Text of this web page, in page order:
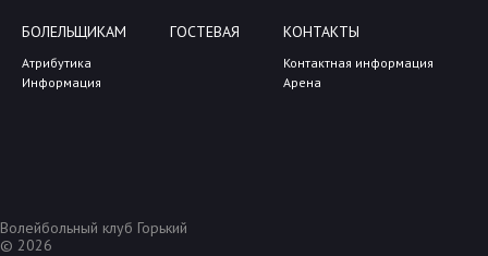
БОЛЕЛЬЩИКАМ
Атрибутика
Информация
ГОСТЕВАЯ КОНТАКТЫ
Контактная информация
Арена
Волейбольный клуб Горький
© 2026